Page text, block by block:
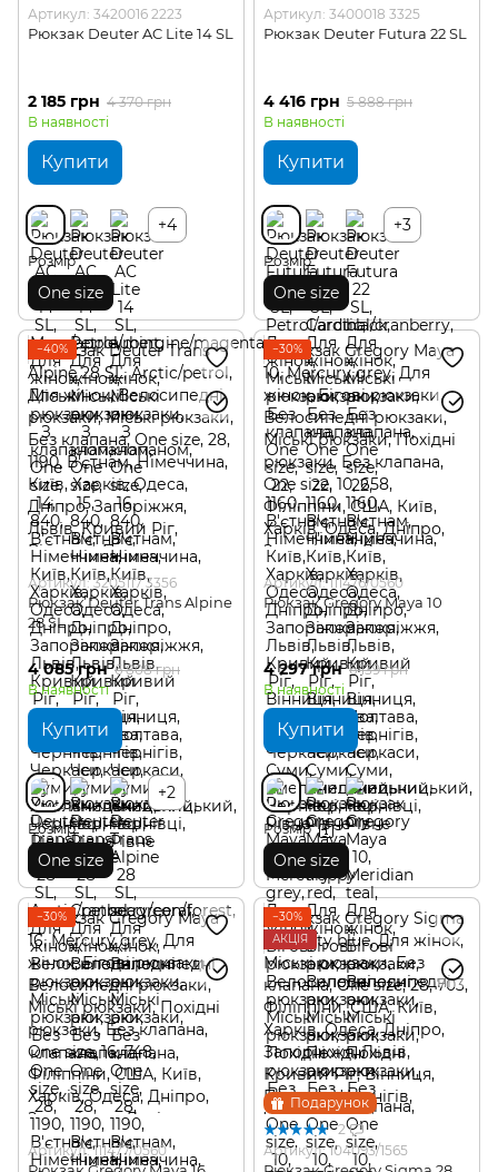
Артикул: 3420016 2223
Рюкзак Deuter AC Lite 14 SL
2 185 грн 4 370 грн
В наявності
Купити
+4
Розмір
One size
Артикул: 3400018 3325
Рюкзак Deuter Futura 22 SL
4 416 грн 5 888 грн
В наявності
Купити
+3
Розмір
One size
−40%
Артикул: 3205117 3356
Рюкзак Deuter Trans Alpine
28 SL
4 085 грн 6 808 грн
В наявності
Купити
+2
Розмір
One size
−30%
Артикул: 111476/0560
Рюкзак Gregory Maya 10
4 297 грн 6 139 грн
В наявності
Купити
Розмір
One size
−30%
Артикул: 111477/0560
Подарунок
−30%
АКЦІЯ
2
Артикул: 104093/1565